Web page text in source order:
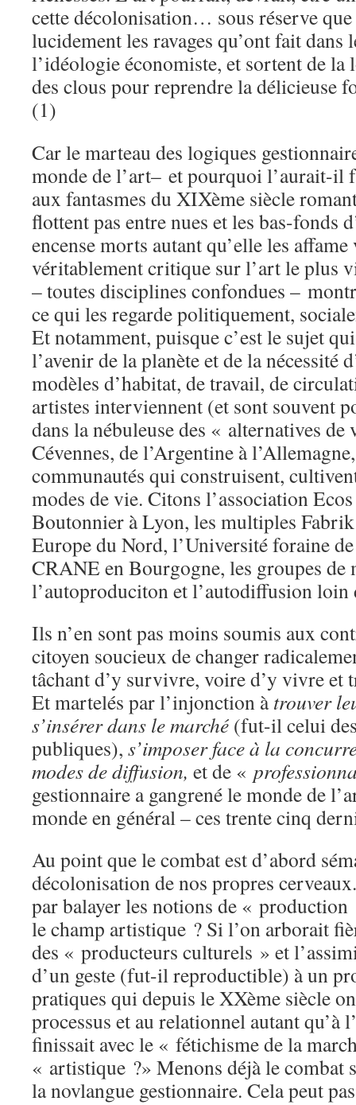
cette décolonisation… sous réserve
lucidement les ravages qu’ont fait dans
l’idéologie économiste, et sortent de la
des clous pour reprendre la délicieuse
(1)
Car le marteau des logiques
monde de l’art– et pourquoi l’aurait-il
aux fantasmes du XIXème siècle
flottent pas entre nues et les bas-fonds
encense morts autant qu’elle les
véritablement critique sur l’art le plus
– toutes disciplines confondues –
ce qui les regarde politiquement,
Et notamment, puisque c’est le sujet
l’avenir de la planète et de la nécessité
modèles d’habitat, de travail, de
artistes interviennent (et sont souvent
dans la nébuleuse des « alternatives
Cévennes, de l’Argentine à
communautés qui construisent,
modes de vie. Citons l’association
Boutonnier à Lyon, les multiples
Europe du Nord, l’Université foraine
CRANE en Bourgogne, les groupes de
l’autoproduciton et l’autodiffusion
Ils n’en sont pas moins soumis aux
citoyen soucieux de changer
tâchant d’y survivre, voire d’y vivre et
Et martelés par l’injonction àtrouver
s’insérer dans le marché (fut-il celui
publiques), s’imposer face à la
modes de diffusion, et de «
gestionnaire a gangrené le monde de
monde en général – ces trente cinq
Au point que le combat est d’abord
décolonisation de nos propres
par balayer les notions de «
le champ artistique ? Si l’on arborait
des « producteurs culturels » et
d’un geste (fut-il reproductible) à un
pratiques qui depuis le XXème siècle
processus et au relationnel autant qu’à
finissait avec le « fétichisme de la
« artistique ?» Menons déjà le combat
la novlangue gestionnaire. Cela peut